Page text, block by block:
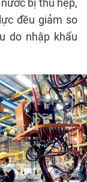
bị thu hẹp,
đều giảm so
do nhập khẩu